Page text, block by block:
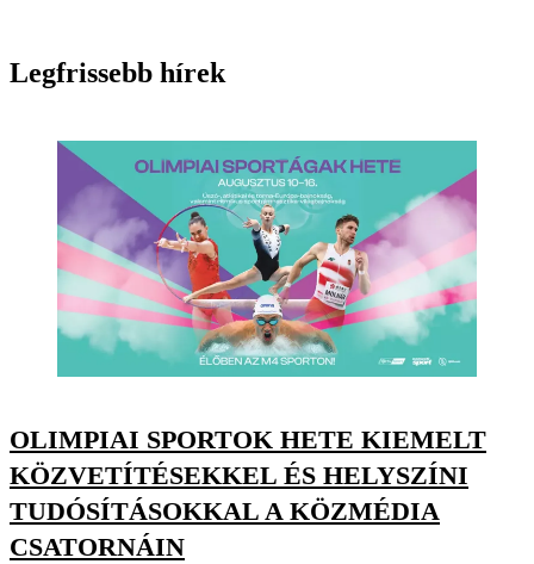
Legfrissebb hírek
OLIMPIAI SPORTOK HETE KIEMELT
KÖZVETÍTÉSEKKEL ÉS HELYSZÍNI
TUDÓSÍTÁSOKKAL A KÖZMÉDIA
CSATORNÁIN